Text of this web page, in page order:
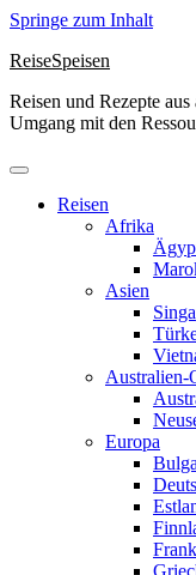
Springe zum Inhalt
ReiseSpeisen
Reisen und Rezepte
Umgang mit den
Reisen
Afrika
Asien
Australien-
Europa